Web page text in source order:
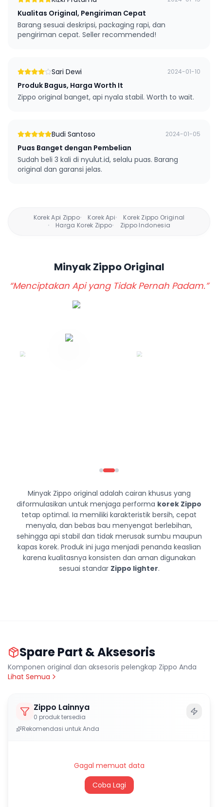
Kualitas Original, Pengiriman Cepat
Barang sesuai deskripsi, packaging rapi, dan
pengiriman cepat. Seller recommended!
Sari Dewi 2024-01-10
Produk Bagus, Harga Worth It
Zippo original banget, api nyala stabil. Worth to wait.
Budi Santoso 2024-01-05
Puas Banget dengan Pembelian
Sudah beli 3 kali di nyulut.id, selalu puas. Barang
original dan garansi jelas.
Korek Api Zippo• Korek Api• Korek Zippo Original
• Harga Korek Zippo• Zippo Indonesia
Minyak ZippoOriginal
“Menciptakan Api yang Tidak Pernah Padam.”
Minyak Zippo original adalah cairan khusus yang
diformulasikan untuk menjaga performa korek Zippo
tetap optimal. Ia memiliki karakteristik bersih, cepat
menyala, dan bebas bau menyengat berlebihan,
sehingga api stabil dan tidak merusak sumbu maupun
kapas korek. Produk ini juga menjadi penanda keaslian
karena kualitasnya konsisten dan aman digunakan
sesuai standar Zippo lighter.
Spare Part & Aksesoris
Komponen original dan aksesoris pelengkap Zippo Anda
Lihat Semua
Zippo Lainnya
0 produk tersedia
Rekomendasi untuk Anda
Gagal memuat data
Coba Lagi